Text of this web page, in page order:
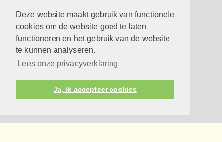
Deze website maakt gebruik van functionele
cookies om de website goed te laten
functioneren en het gebruik van de website
te kunnen analyseren.
Lees onze privacyverklaring
Ja, ik accepteer cookies
Hier vind je de belangrijkste contactgegevens
meer
Reageren op een eredienst
meer